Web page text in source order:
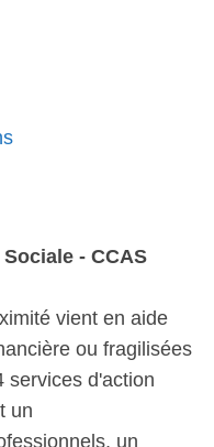
- CCAS
vient en aide
ou fragilisées
services d'action
un
un